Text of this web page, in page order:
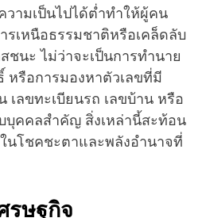
วามเป็นไปได้ต่ำทำให้ผู้คน
รเหนือธรรมชาติหรือเคล็ดลับ
ชนะ ไม่ว่าจะเป็นการทำนาย
หรือการมองหาตัวเลขที่มี
เลขทะเบียนรถ เลขบ้าน หรือ
บุคคลสำคัญ สิ่งเหล่านี้สะท้อน
นโชคชะตาและพลังอำนาจที่
รษฐกิจ